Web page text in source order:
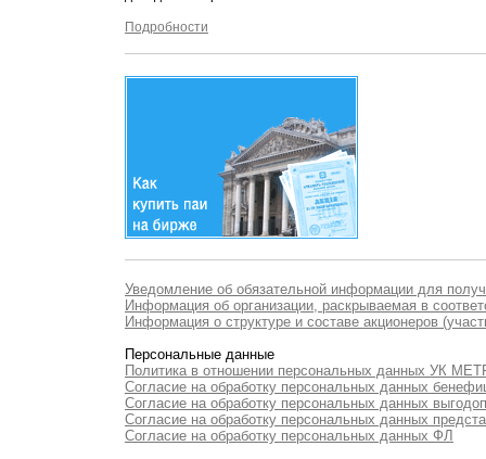
Подробности
Уведомление об обязательной информации для
Информация об организации, раскрываемая в
Информация о структуре и составе акционеров
Персональные данные
Политика в отношении персональных данных УК
Согласие на обработку персональных данных
Согласие на обработку персональных данных
Согласие на обработку персональных данных
Согласие на обработку персональных данных ФЛ